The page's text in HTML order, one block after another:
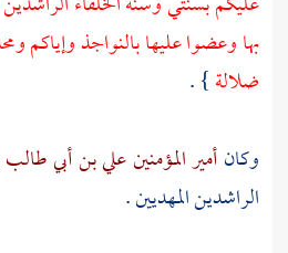
بها وعضوا عليها بالنواجذ وإياكم
ضلالة} .
وكانأمير المؤمنين علي بن أبي طالب
الراشدينالمهديين .